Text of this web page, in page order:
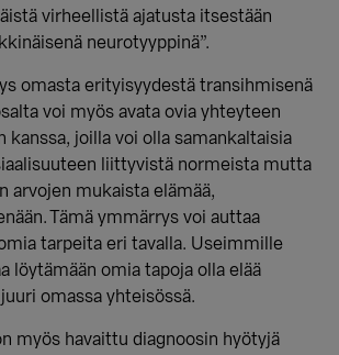
virheellistä ajatusta itsestään
neurotyyppinä”.
omasta erityisyydestä transihmisenä
voi myös avata ovia yhteyteen
kanssa, joilla voi olla samankaltaisia
liittyvistä normeista mutta
arvojen mukaista elämää,
Tämä ymmärrys voi auttaa
tarpeita eri tavalla. Useimmille
löytämään omia tapoja olla elää
omassa yhteisössä.
myös havaittu diagnoosin hyötyjä